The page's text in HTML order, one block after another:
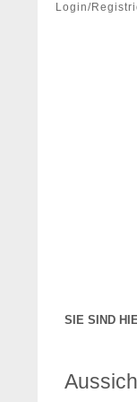
Login/
SIE SIND